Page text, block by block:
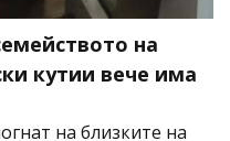
на
кутии вече има
на близките на